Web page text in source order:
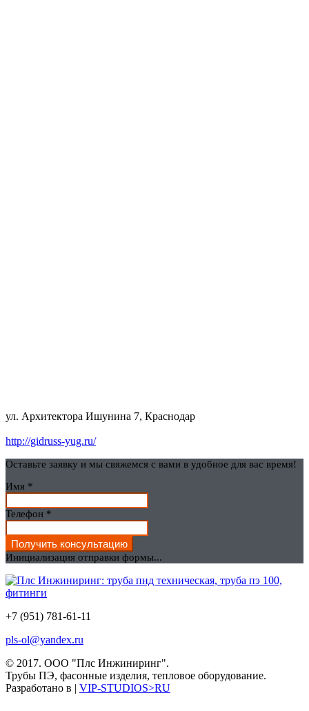
ул. Архитектора Ишунина 7, Краснодар
http://gidruss-yug.ru/
Оставьте заявку и мы свяжемся с вами в удобное для вас время!
Имя *
Телефон *
Получить консультацию
Инициализация отправки формы...
+7 (951) 781-61-11
pls-ol@yandex.ru
© 2017. ООО "Плс Инжиниринг".
Трубы ПЭ, фасонные изделия, тепловое оборудование.
Разработано в | VIP-STUDIOS>RU